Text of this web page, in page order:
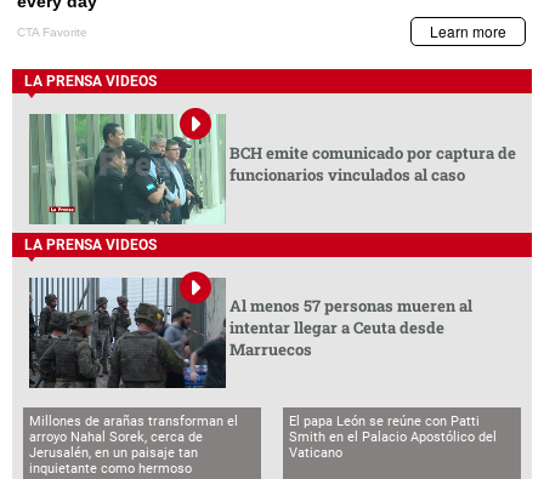
LA PRENSA VIDEOS
BCH emite comunicado por captura de
funcionarios vinculados al caso
LA PRENSA VIDEOS
Al menos 57 personas mueren al
intentar llegar a Ceuta desde
Marruecos
Millones de arañas transforman el
arroyo Nahal Sorek, cerca de
Jerusalén, en un paisaje tan
inquietante como hermoso
El papa León se reúne con Patti
Smith en el Palacio Apostólico del
Vaticano